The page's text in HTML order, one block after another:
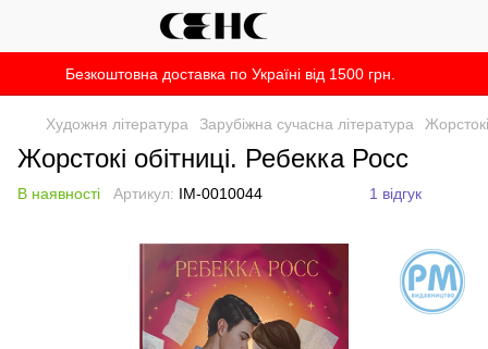
Безкоштовна доставка по Україні від 1500 грн.
Художня література Зарубіжна сучасна література
Жорстокі обітниці. Ребекка Росс
В наявності Артикул: IM-0010044 1 відгук